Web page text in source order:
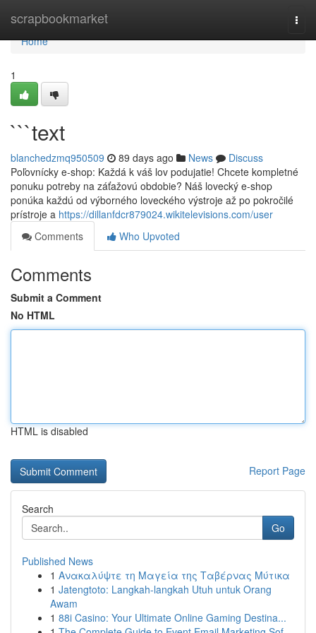
scrapbookmarket
Home
Home
1
```text
blanchedzmq950509 89 days ago News
Discuss
Poľovnícky e-shop: Každá k váš lov podujatie! Chcete kompletné
ponuku potreby na záťažovú obdobie? Náš lovecký e-shop
ponúka každú od výborného loveckého výstroje až po pokročilé
prístroje a https://dillanfdcr879024.wikitelevisions.com/user
Comments
Who Upvoted
Comments
Submit a Comment
No HTML
HTML is disabled
Report Page
Search
Go
Published News
1 Ανακαλύψτε τη Μαγεία της Ταβέρνας Μύτικα
1 Jatengtoto: Langkah-langkah Utuh untuk Orang
Awam
1 88i Casino: Your Ultimate Online Gaming Destina...